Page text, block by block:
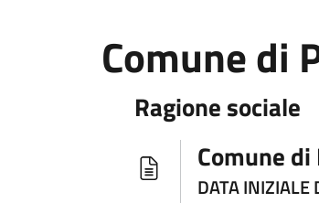
Comune di
Ragione sociale
Comune
DATA INIZIALE